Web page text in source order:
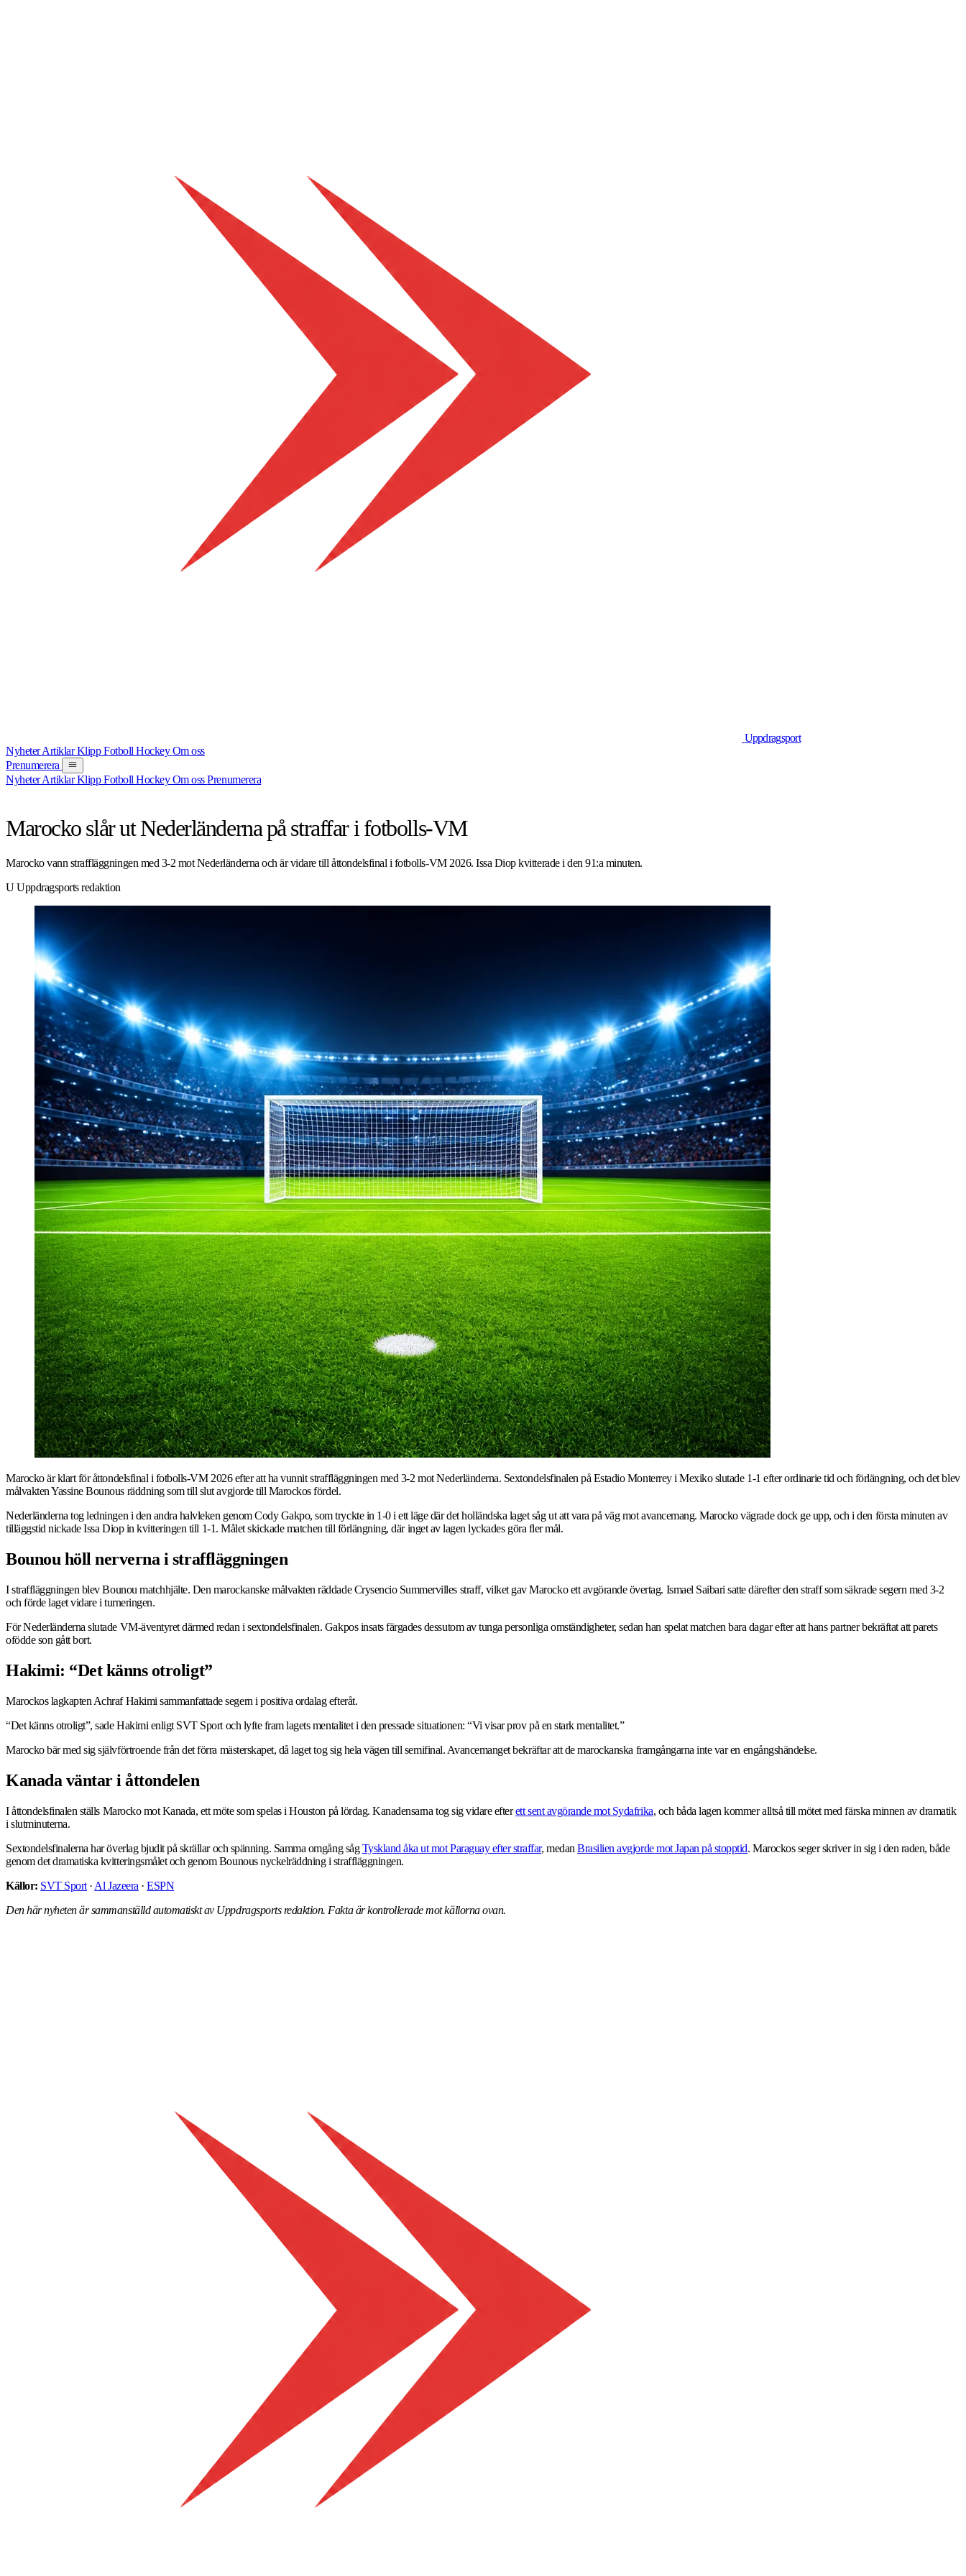
Uppdragsport
NyheterArtiklarKlippFotbollHockeyOm oss
Prenumerera
NyheterArtiklarKlippFotbollHockeyOm ossPrenumerera
Marocko slår ut Nederländerna på straffar i fotbolls-VM
Marocko vann straffläggningen med 3-2 mot Nederländerna och är vidare till åttondelsfinal i fotbolls-VM 2026. Issa Diop kvitterade i den 91:a minuten.
UUppdragsports redaktion
Marocko är klart för åttondelsfinal i fotbolls-VM 2026 efter att ha vunnit straffläggningen med 3-2 mot Nederländerna. Sextondelsfinalen på Estadio Monterrey i Mexiko slutade 1-1 efter ordinarie tid och förlängning, och det blev
målvakten Yassine Bounous räddning som till slut avgjorde till Marockos fördel.
Nederländerna tog ledningen i den andra halvleken genom Cody Gakpo, som tryckte in 1-0 i ett läge där det holländska laget såg ut att vara på väg mot avancemang. Marocko vägrade dock ge upp, och i den första minuten av
tilläggstid nickade Issa Diop in kvitteringen till 1-1. Målet skickade matchen till förlängning, där inget av lagen lyckades göra fler mål.
Bounou höll nerverna i straffläggningen
I straffläggningen blev Bounou matchhjälte. Den marockanske målvakten räddade Crysencio Summervilles straff, vilket gav Marocko ett avgörande övertag. Ismael Saibari satte därefter den straff som säkrade segern med 3-2
och förde laget vidare i turneringen.
För Nederländerna slutade VM-äventyret därmed redan i sextondelsfinalen. Gakpos insats färgades dessutom av tunga personliga omständigheter, sedan han spelat matchen bara dagar efter att hans partner bekräftat att parets
ofödde son gått bort.
Hakimi: “Det känns otroligt”
Marockos lagkapten Achraf Hakimi sammanfattade segern i positiva ordalag efteråt.
“Det känns otroligt”, sade Hakimi enligt SVT Sport och lyfte fram lagets mentalitet i den pressade situationen: “Vi visar prov på en stark mentalitet.”
Marocko bär med sig självförtroende från det förra mästerskapet, då laget tog sig hela vägen till semifinal. Avancemanget bekräftar att de marockanska framgångarna inte var en engångshändelse.
Kanada väntar i åttondelen
I åttondelsfinalen ställs Marocko mot Kanada, ett möte som spelas i Houston på lördag. Kanadensarna tog sig vidare efterett sent avgörande mot Sydafrika, och båda lagen kommer alltså till mötet med färska minnen av dramatik
i slutminuterna.
Sextondelsfinalerna har överlag bjudit på skrällar och spänning. Samma omgång sågTyskland åka ut mot Paraguay efter straffar, medanBrasilien avgjorde mot Japan på stopptid. Marockos seger skriver in sig i den raden, både
genom det dramatiska kvitteringsmålet och genom Bounous nyckelräddning i straffläggningen.
Källor: SVT Sport· Al Jazeera ·ESPN
Den här nyheten är sammanställd automatiskt av Uppdragsports redaktion. Fakta är kontrollerade mot källorna ovan.